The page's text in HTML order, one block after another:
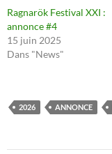
Ragnarök Festival XXI :
annonce #4
15 juin 2025
Dans "News"
2026 ANNONCE